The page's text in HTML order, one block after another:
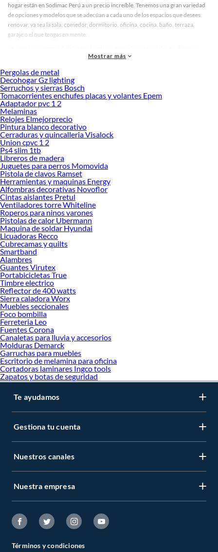
hogar están en Sodimac Perú a un precio increíble. Tenemos una gran variedad
de opciones y modelos que se adecúan a cada uno de los espacios que desees
renovar, ya sea la sala, comedor, dormitorio, oficina, cocina, baño, terraza,
garaje o el que tengas en mente.
materiales, medidas, colores y demás características específicas de tu
necesario para cada uno de tus proyectos en las mejores marcas de calidad y con
garantía.
Precios de Pulidoras y Lijadoras en Sodimac Perú
Si buscar ahorrar, estás en la tienda correcta porque en Sodimac tenemos
nuestra política de precios bajos garantizados en Pulidoras y Lijadoras, así que
no dudes más y compra online este producto con sus complementos para que
termines tu proyecto al 100% a un costo económico. Además, elige entre las
opciones de delivery o recojo en tienda.
Las mejores marcas de Pulidoras y Lijadoras
Sabemos que la calidad, confianza y seguridad son factores importantes al
momento de decidir qué modelo comprar, por ello contamos con una amplia
oferta de marcas prestigiosas y reconocidas en Pulidoras y Lijadoras. De esta
manera, inviertes en durabilidad, rendimiento, excelencia y satisfacción
garantizada.
Mostrar más
Pergolas de metal
Decohogar Gz lighting
Serruchos y sierras Bosch
Tomacorrientes enchufes placas y volantes Epem
Adaptador pvc 1 2
Melaminas
Relojes Elmejorprecio
Pintura blanco decorativo
Cerraduras y quincalleria Visalock
Union cpvc 1 2
Ps4 slim 1tb
Libreros de madera
Juguetes para perros Momovida
Pistola de clavos Ramset
Herramientas y maquinas Energy
Alfombras decorativas Novoflor
Cintas aislantes Pretul
Ventiladores torre Whiteline
Roperos para ninos varones
Pistolas de calor Ubermann
Maquina de soldar Hyundai
Licuadoras Recco
Cubrecamas y quilts
Smartband
Alambres
Guantes Virutex
Portabicicletas True
Timbre electrico
Reflector de 400 watts
Sierra caladora Worx
Muebles seccionales
Foco bombilla
Ferreteria Leo
Fuentes Corona
Canaletas para lluvia y accesorios
Molduras Demarck
Garruchas para muebles
Escritorio de melamina para oficina
Cortadoras laminares Ingco tools
Zapatos y botas de seguridad
Te ayudamos
Gestiona tu cuenta
Nuestros canales
Nuestra empresa
Términos y condiciones